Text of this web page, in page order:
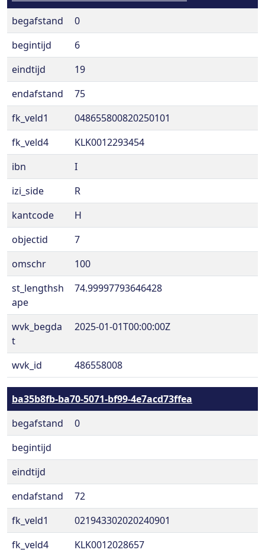
begafstand
0
begintijd
6
eindtijd
19
endafstand
75
fk_veld1
048655800820250101
fk_veld4
KLK0012293454
ibn
I
izi_side
R
kantcode
H
objectid
7
omschr
100
st_lengthsh
ape
74.99997793646428
wvk_begda
t
2025-01-01T00:00:00Z
wvk_id 486558008
ba35b8fb-ba70-5071-bf99-4e7acd73ffea
begafstand
0
begintijd
eindtijd
endafstand
72
fk_veld1
021943302020240901
fk_veld4
KLK0012028657